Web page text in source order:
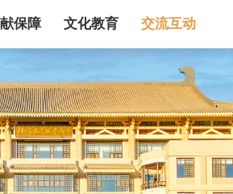
保障 文化教育 交流互动